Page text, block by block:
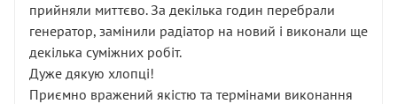
прийняли миттєво. За декілька годин перебрали
генератор, замінили радіатор на новий і виконали ще
декілька суміжних робіт.
Дуже дякую хлопці!
Приємно вражений якістю та термінами виконання